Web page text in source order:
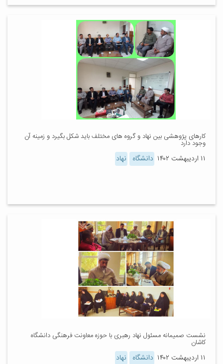
کارهای پژوهشی بین نهاد و گروه های مختلف باید شکل بگیرد و زمینه آن
وجود دارد
۱۱ اردیبهشت ۱۴۰۲ دانشگاه نهاد
نشست صمیمانه مسئول نهاد رهبری با حوزه معاونت فرهنگی دانشگاه
کاشان
۱۱ اردیبهشت ۱۴۰۲ دانشگاه نهاد